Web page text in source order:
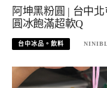
阿坤黑粉圓 | 台中
圓冰飽滿超軟Q
台中冰品。飲料